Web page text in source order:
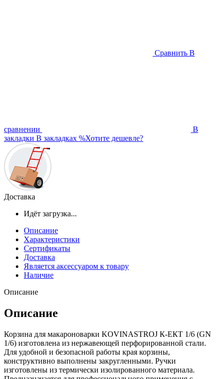
Сравнить В
сравнении
В
закладки В закладках %Хотите дешевле?
Доставка
Идёт загрузка...
Описание
Характеристики
Сертификаты
Доставка
Является аксессуаром к товару
Наличие
Описание
Описание
Корзина для макароноварки KOVINASTROJ К-ЕКТ 1/6 (GN
1/6) изготовлена из нержавеющей перфорированной стали.
Для удобной и безопасной работы края корзины,
конструктивно выполнены закругленными. Ручки
изготовлены из термически изолированного материала.